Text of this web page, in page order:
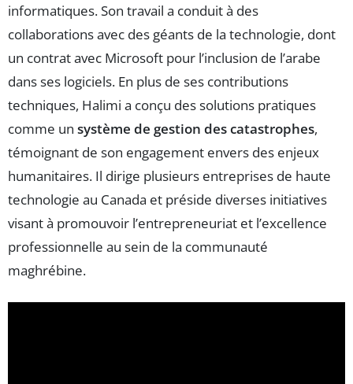
informatiques. Son travail a conduit à des
collaborations avec des géants de la technologie, dont
un contrat avec Microsoft pour l’inclusion de l’arabe
dans ses logiciels. En plus de ses contributions
techniques, Halimi a conçu des solutions pratiques
comme un système de gestion des catastrophes,
témoignant de son engagement envers des enjeux
humanitaires. Il dirige plusieurs entreprises de haute
technologie au Canada et préside diverses initiatives
visant à promouvoir l’entrepreneuriat et l’excellence
professionnelle au sein de la communauté
maghrébine.